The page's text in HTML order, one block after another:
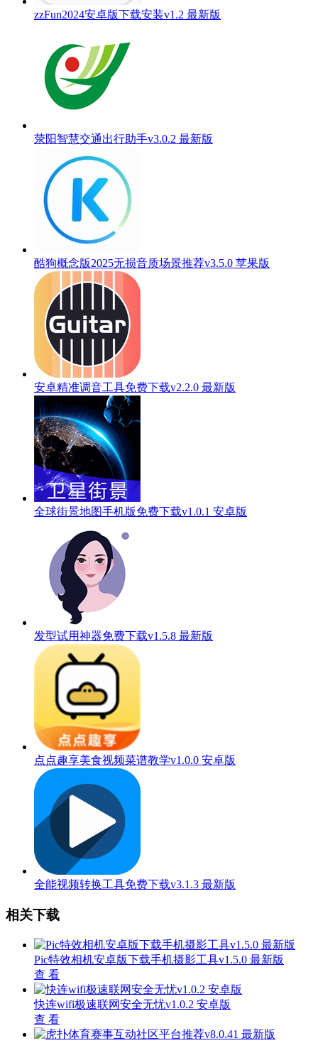
zzFun2024安卓版下载安装v1.2 最新版
荥阳智慧交通出行助手v3.0.2 最新版
酷狗概念版2025无损音质场景推荐v3.5.0 苹果版
安卓精准调音工具免费下载v2.2.0 最新版
全球街景地图手机版免费下载v1.0.1 安卓版
发型试用神器免费下载v1.5.8 最新版
点点趣享美食视频菜谱教学v1.0.0 安卓版
全能视频转换工具免费下载v3.1.3 最新版
相关下载
Pic特效相机安卓版下载手机摄影工具v1.5.0 最新版
查 看
快连wifi极速联网安全无忧v1.0.2 安卓版
查 看